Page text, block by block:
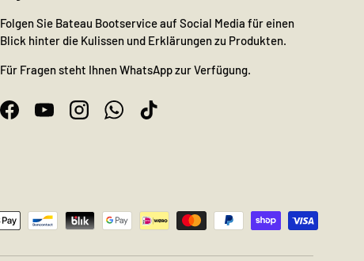
Folgen Sie Bateau Bootservice auf Social Media für einen
Blick hinter die Kulissen und Erklärungen zu Produkten.
Für Fragen steht Ihnen WhatsApp zur Verfügung.
FacebookYouTubeInstagramWhatsAppTikTok